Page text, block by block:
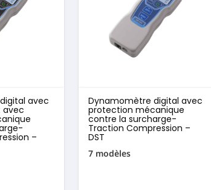
avec
avec
–
Dynamomètre digital avec
protection mécanique
contre la surcharge-
Traction Compression –
DST
7 modèles